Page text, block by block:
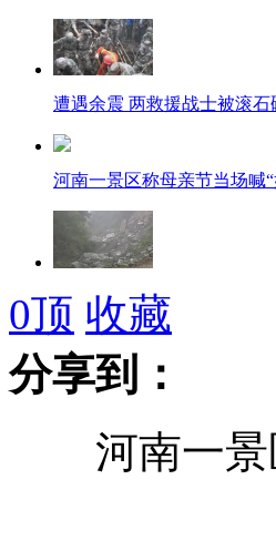
遭遇余震 两救援战士被滚石
河南一景区称母亲节当场喊
震区山体塌方阻塞黑水河 最
0顶 收藏
分享到：
河南一景